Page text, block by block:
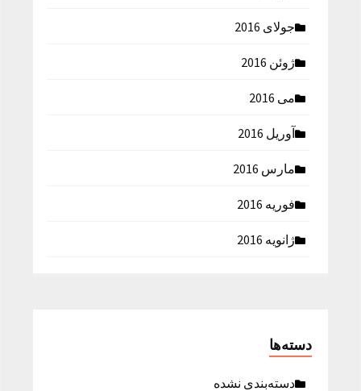
جولای 2016
ژوئن 2016
می 2016
آوریل 2016
مارس 2016
فوریه 2016
ژانویه 2016
دسته‌ها
دسته‌بندی نشده